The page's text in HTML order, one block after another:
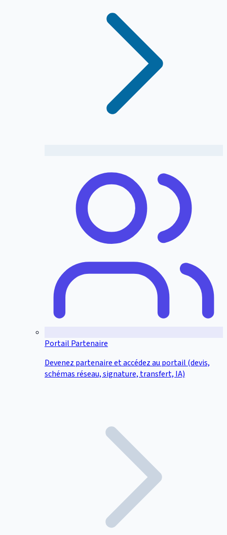
Portail Partenaire
Devenez partenaire et accédez au portail (devis,
schémas réseau, signature, transfert, IA)